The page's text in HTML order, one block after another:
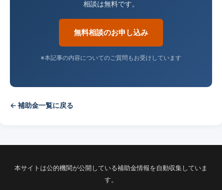
相談は無料です。
無料相談のお申し込み
※本記事の内容についてのご質問もお受けしています
← 補助金一覧に戻る
本サイトは公的機関が公開している補助金情報を自動収集していま
す。